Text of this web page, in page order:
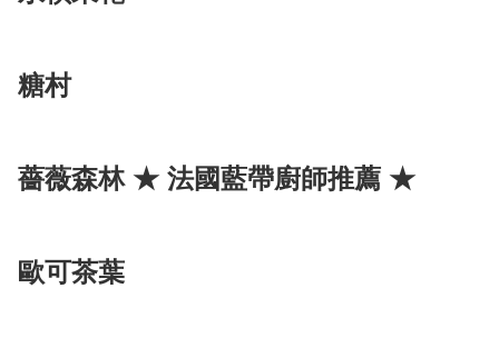
糖村
薔薇森林 ★ 法國藍帶廚師推薦 ★
歐可茶葉